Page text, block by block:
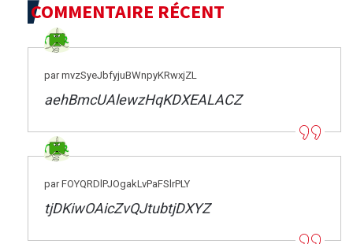
COMMENTAIRE RÉCENT
par mvzSyeJbfyjuBWnpyKRwxjZL
aehBmcUAlewzHqKDXEALACZ
par FOYQRDlPJOgakLvPaFSlrPLY
tjDKiwOAicZvQJtubtjDXYZ